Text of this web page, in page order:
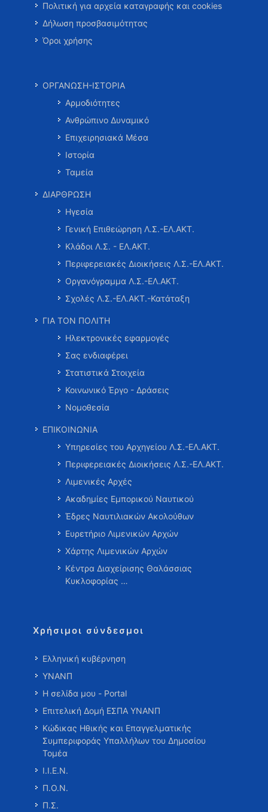
Πολιτική για αρχεία καταγραφής και cookies
Δήλωση προσβασιμότητας
Όροι χρήσης
ΟΡΓΑΝΩΣΗ-ΙΣΤΟΡΙΑ
Αρμοδιότητες
Ανθρώπινο Δυναμικό
Επιχειρησιακά Μέσα
Ιστορία
Ταμεία
ΔΙΑΡΘΡΩΣΗ
Ηγεσία
Γενική Επιθεώρηση Λ.Σ.-ΕΛ.ΑΚΤ.
Κλάδοι Λ.Σ. - ΕΛ.ΑΚΤ.
Περιφερειακές Διοικήσεις Λ.Σ.-ΕΛ.ΑΚΤ.
Οργανόγραμμα Λ.Σ.-ΕΛ.ΑΚΤ.
Σχολές Λ.Σ.-ΕΛ.ΑΚΤ.-Κατάταξη
ΓΙΑ ΤΟΝ ΠΟΛΙΤΗ
Ηλεκτρονικές εφαρμογές
Σας ενδιαφέρει
Στατιστικά Στοιχεία
Κοινωνικό Έργο - Δράσεις
Νομοθεσία
ΕΠΙΚΟΙΝΩΝΙΑ
Υπηρεσίες του Αρχηγείου Λ.Σ.-ΕΛ.ΑΚΤ.
Περιφερειακές Διοικήσεις Λ.Σ.-ΕΛ.ΑΚΤ.
Λιμενικές Αρχές
Ακαδημίες Εμπορικού Ναυτικού
Έδρες Ναυτιλιακών Ακολούθων
Ευρετήριο Λιμενικών Αρχών
Χάρτης Λιμενικών Αρχών
Κέντρα Διαχείρισης Θαλάσσιας
Κυκλοφορίας …
Χρήσιμοι σύνδεσμοι
Ελληνική κυβέρνηση
ΥΝΑΝΠ
Η σελίδα μου - Portal
Επιτελική Δομή ΕΣΠΑ ΥΝΑΝΠ
Κώδικας Ηθικής και Επαγγελματικής
Συμπεριφοράς Υπαλλήλων του Δημοσίου
Τομέα
Ι.Ι.Ε.Ν.
Π.Ο.Ν.
Π.Σ.